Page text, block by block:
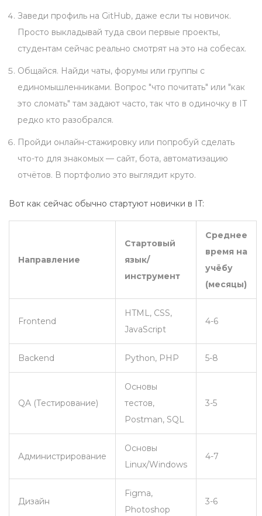
Заведи профиль на GitHub, даже если ты новичок.
Просто выкладывай туда свои первые проекты,
студентам сейчас реально смотрят на это на собесах.
Общайся. Найди чаты, форумы или группы с
единомышленниками. Вопрос "что почитать" или "как
это сломать" там задают часто, так что в одиночку в IT
редко кто разобрался.
Пройди онлайн-стажировку или попробуй сделать
что-то для знакомых — сайт, бота, автоматизацию
отчётов. В портфолио это выглядит круто.
Вот как сейчас обычно стартуют новички в IT:
Направление
Стартовый
язык/
инструмент
Среднее
время на
учёбу
(месяцы)
Frontend
HTML, CSS,
JavaScript
4-6
Backend Python, PHP 5-8
QA (Тестирование)
Основы
тестов,
Postman, SQL
3-5
Администрирование
Основы
Linux/Windows
4-7
Дизайн
Figma,
Photoshop
3-6